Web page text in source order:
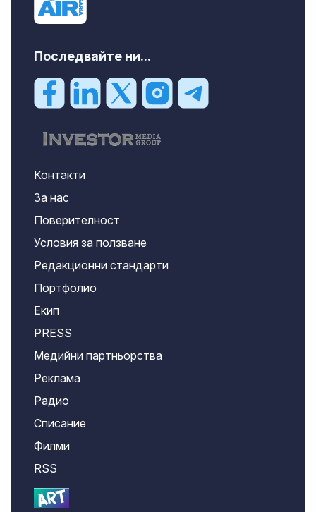
Последвайте ни...
Контакти
За нас
Поверителност
Условия за ползване
Редакционни стандарти
Портфолио
Екип
PRESS
Медийни партньорства
Реклама
Радио
Списание
Филми
RSS